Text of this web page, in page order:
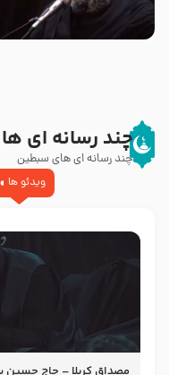
سلام جوانی که امام حسین علیه
السلام خودش جوابش را دادند
چند رسانه ای ها
چند رسانه ای های سبطین
ویدئو ها
مصداق کربلا – حاج